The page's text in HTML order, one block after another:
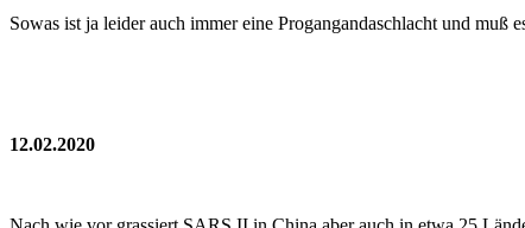
Sowas ist ja leider auch immer eine Progangandaschlacht und muß
12.02.2020